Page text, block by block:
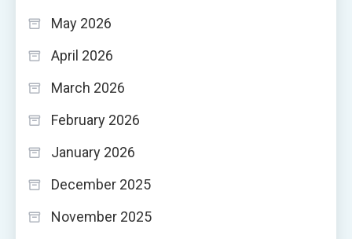
May 2026
April 2026
March 2026
February 2026
January 2026
December 2025
November 2025